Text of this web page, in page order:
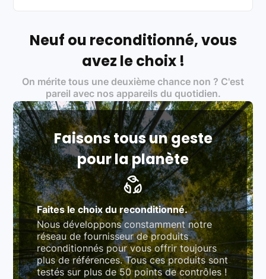
Labels environnementaux & qualité de nos partenaires
traitement des déchets électroniques (DEEE)
Produits testés et vérifiés selon des standards
rigoureux (80 à 100 points de contrôle en
fonction des produits)
Respect des normes RAEE, RoHS, et du
référentiel QualiRepar (bonus réparation)
Neuf ou reconditionné, vous
avez le choix !
On mérite tous une deuxième chance non ? C'est
pareil avec nos appareils du quotidien.
Faisons tous un geste
pour la planète
Faites le choix du reconditionné.
Nous développons constamment notre
réseau de fournisseur de produits
reconditionnés pour vous offrir toujours
plus de références. Tous ces produits sont
testés sur plus de 50 points de contrôles !